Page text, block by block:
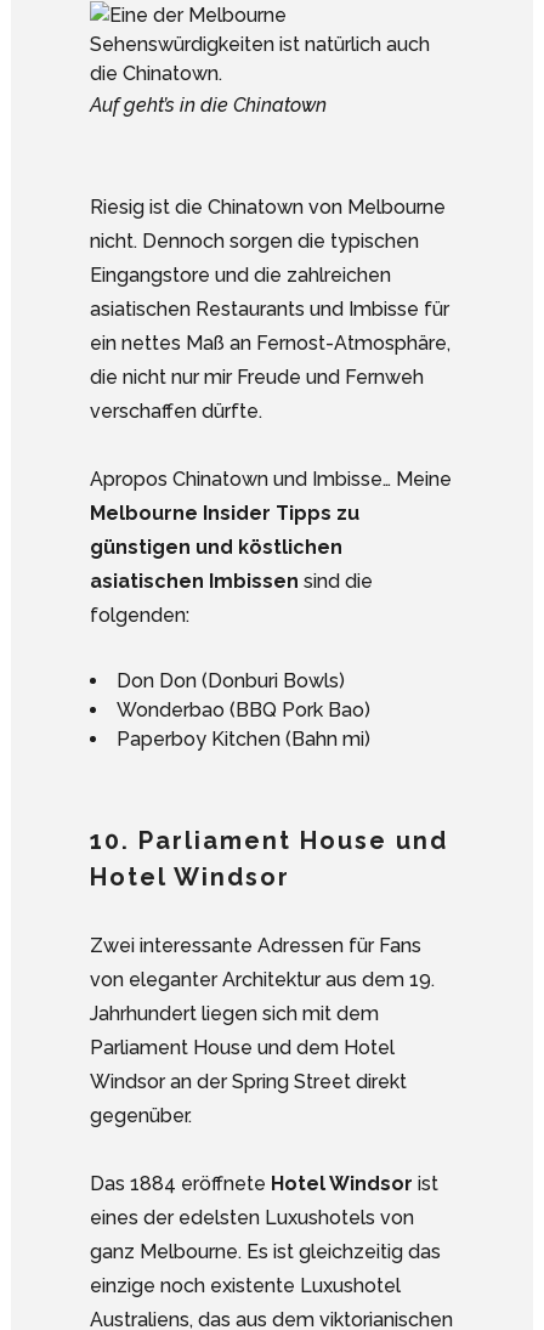
Auf geht’s in die Chinatown
Riesig ist die Chinatown von Melbourne
nicht. Dennoch sorgen die typischen
Eingangstore und die zahlreichen
asiatischen Restaurants und Imbisse für
ein nettes Maß an Fernost-Atmosphäre,
die nicht nur mir Freude und Fernweh
verschaffen dürfte.
Apropos Chinatown und Imbisse… Meine
Melbourne Insider Tipps zu
günstigen und köstlichen
asiatischen Imbissen sind die
folgenden:
Don Don (Donburi Bowls)
Wonderbao (BBQ Pork Bao)
Paperboy Kitchen (Bahn mi)
10. Parliament House und
Hotel Windsor
Zwei interessante Adressen für Fans
von eleganter Architektur aus dem 19.
Jahrhundert liegen sich mit dem
Parliament House und dem Hotel
Windsor an der Spring Street direkt
gegenüber.
Das 1884 eröffnete Hotel Windsor ist
eines der edelsten Luxushotels von
ganz Melbourne. Es ist gleichzeitig das
einzige noch existente Luxushotel
Australiens, das aus dem viktorianischen